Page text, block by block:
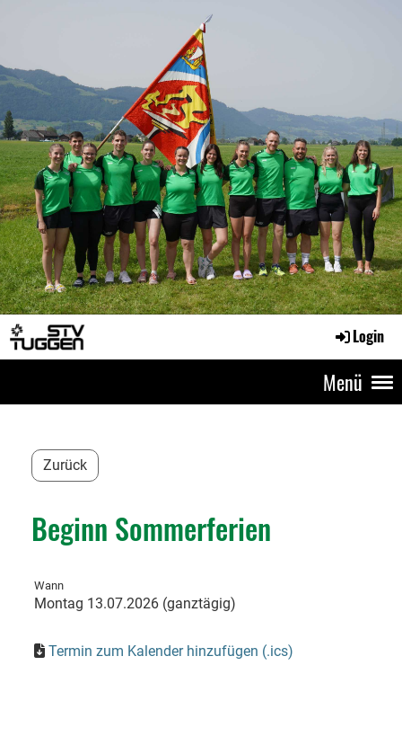
Login
Menü
Zurück
Beginn Sommerferien
Wann
Montag 13.07.2026 (ganztägig)
Termin zum Kalender hinzufügen (.ics)